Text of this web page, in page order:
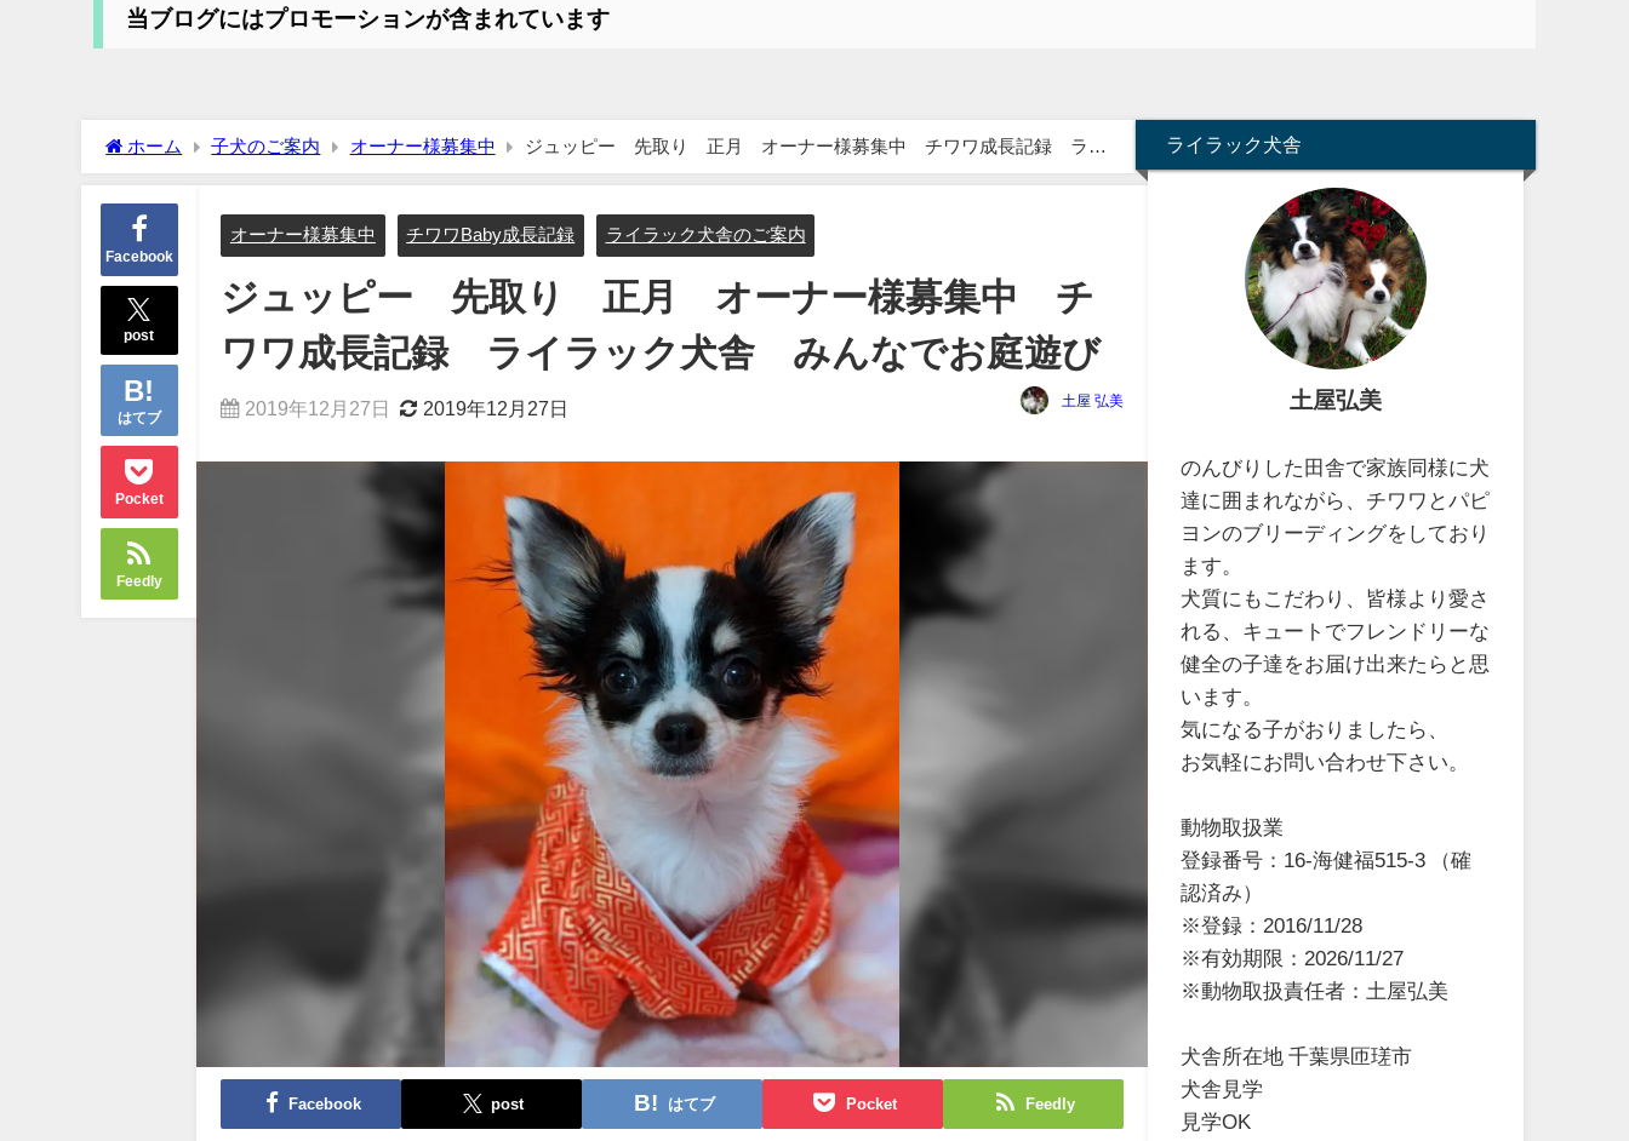
当ブログにはプロモーションが含まれています
ホーム 子犬のご案内 オーナー様募集中
ジュッピー 先取り 正月 オーナー様募集中 チワワ成長記録 ライ
ラック犬舎 みんなでお庭遊び
Facebook
post
はてブ
Pocket
Feedly
オーナー様募集中 チワワBaby成長記録 ライラック犬舎のご案内
ジュッピー 先取り 正月 オーナー様募集中 チ
ワワ成長記録 ライラック犬舎 みんなでお庭遊び
2019年12月27日 2019年12月27日 土屋 弘美
Facebook post はてブ Pocket Feedly
ライラック犬舎
土屋弘美
のんびりした田舎で家族同様に犬
達に囲まれながら、チワワとパピ
ヨンのブリーディングをしており
ます。
犬質にもこだわり、皆様より愛さ
れる、キュートでフレンドリーな
健全の子達をお届け出来たらと思
います。
気になる子がおりましたら、
お気軽にお問い合わせ下さい。
動物取扱業
登録番号：16-海健福515-3 （確
認済み）
※登録：2016/11/28
※有効期限：2026/11/27
※動物取扱責任者：土屋弘美
犬舎所在地 千葉県匝瑳市
犬舎見学
見学OK